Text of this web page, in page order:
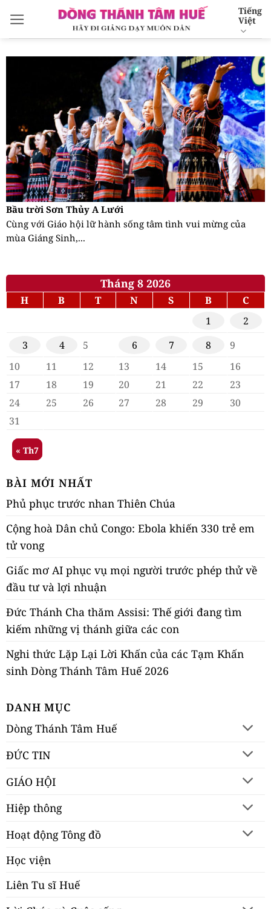
qua
nội
dung
Tiếng
Việt
Bầu trời Sơn Thủy A Lưới
Cùng với Giáo hội lữ hành sống tâm tình vui mừng của
mùa Giáng Sinh,...
Tháng 8 2026
H B T N S B
C
1
2
3
4 5 6 7 8
9
10
11 12 13 14 15
16
17
18 19 20 21 22
23
24
25 26 27 28 29
30
31
« Th7
BÀI MỚI NHẤT
Phủ phục trước nhan Thiên Chúa
Cộng hoà Dân chủ Congo: Ebola khiến 330 trẻ em
tử vong
Giấc mơ AI phục vụ mọi người trước phép thử về
đầu tư và lợi nhuận
Đức Thánh Cha thăm Assisi: Thế giới đang tìm
kiếm những vị thánh giữa các con
Nghi thức Lặp Lại Lời Khấn của các Tạm Khấn
sinh Dòng Thánh Tâm Huế 2026
DANH MỤC
Dòng Thánh Tâm Huế
ĐỨC TIN
GIÁO HỘI
Hiệp thông
Hoạt động Tông đồ
Học viện
Liên Tu sĩ Huế